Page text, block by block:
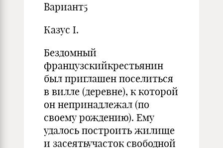
Вариант5
Казус I.
Бездомный
французскийкрестьянин
был приглашен поселиться
в вилле (деревне), к которой
он непринадлежал (по
своему рождению). Ему
удалось построить жилище
и засеятьучасток свободной